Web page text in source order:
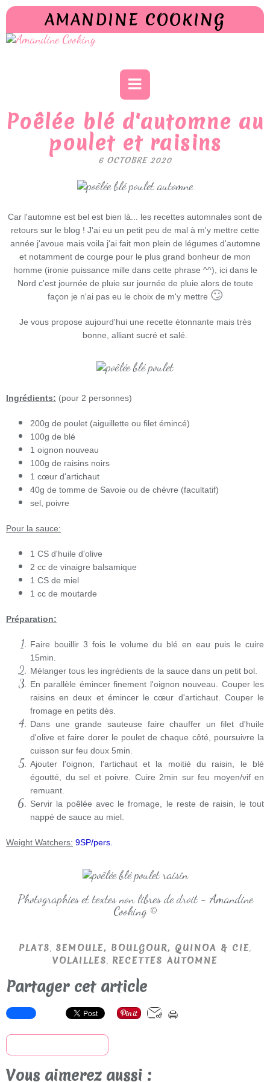
AMANDINE COOKING
Poêlée blé d'automne au
poulet et raisins
6 OCTOBRE 2020
Car l'automne est bel est bien là... les recettes automnales sont de
retours sur le blog ! J'ai eu un petit peu de mal à m'y mettre cette
année j'avoue mais voila j'ai fait mon plein de légumes d'automne
et notamment de courge pour le plus grand bonheur de mon
homme (ironie puissance mille dans cette phrase ^^), ici dans le
Nord c'est journée de pluie sur journée de pluie alors de toute
façon je n'ai pas eu le choix de m'y mettre 🙄
Je vous propose aujourd'hui une recette étonnante mais très
bonne, alliant sucré et salé.
Ingrédients: (pour 2 personnes)
200g de poulet (aiguillette ou filet émincé)
100g de blé
1 oignon nouveau
100g de raisins noirs
1 cœur d'artichaut
40g de tomme de Savoie ou de chèvre (facultatif)
sel, poivre
Pour la sauce:
1 CS d'huile d'olive
2 cc de vinaigre balsamique
1 CS de miel
1 cc de moutarde
Préparation:
Faire bouillir 3 fois le volume du blé en eau puis le cuire
15min.
Mélanger tous les ingrédients de la sauce dans un petit bol.
En parallèle émincer finement l'oignon nouveau. Couper les
raisins en deux et émincer le cœur d'artichaut. Couper le
fromage en petits dès.
Dans une grande sauteuse faire chauffer un filet d'huile
d'olive et faire dorer le poulet de chaque côté, poursuivre la
cuisson sur feu doux 5min.
Ajouter l'oignon, l'artichaut et la moitié du raisin, le blé
égoutté, du sel et poivre. Cuire 2min sur feu moyen/vif en
remuant.
Servir la poêlée avec le fromage, le reste de raisin, le tout
nappé de sauce au miel.
Weight Watchers: 9SP/pers.
Photographies et textes non libres de droit - Amandine
Cooking ©
PLATS, SEMOULE, BOULGOUR, QUINOA & CIE,
VOLAILLES, RECETTES AUTOMNE
Partager cet article
Vous aimerez aussi :